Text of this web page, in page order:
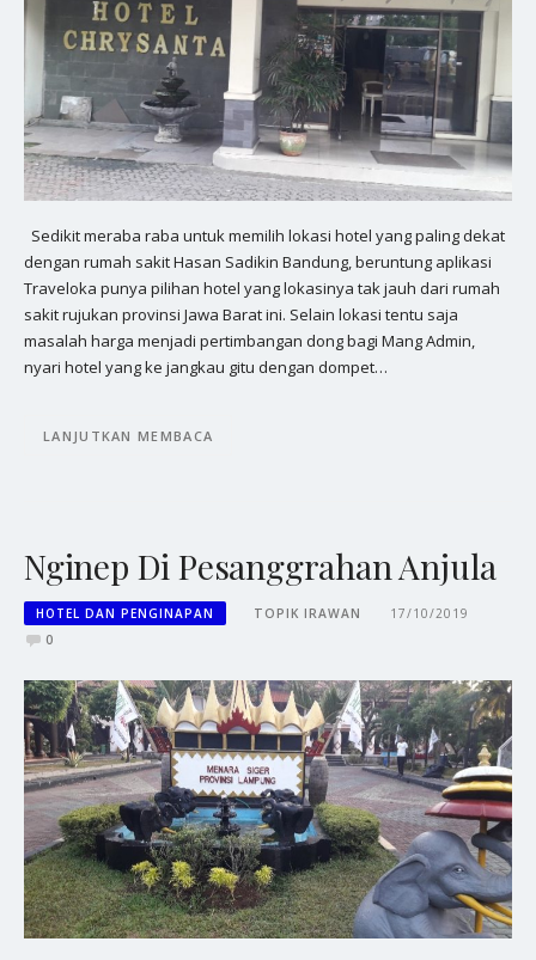
Sedikit meraba raba untuk memilih lokasi hotel yang paling dekat
dengan rumah sakit Hasan Sadikin Bandung, beruntung aplikasi
Traveloka punya pilihan hotel yang lokasinya tak jauh dari rumah
sakit rujukan provinsi Jawa Barat ini. Selain lokasi tentu saja
masalah harga menjadi pertimbangan dong bagi Mang Admin,
nyari hotel yang ke jangkau gitu dengan dompet…
LANJUTKAN MEMBACA
Nginep Di Pesanggrahan Anjula
HOTEL DAN PENGINAPAN TOPIK IRAWAN
17/10/2019
0